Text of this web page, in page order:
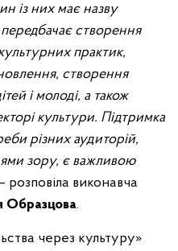
із них має назву
передбачає створення
практик,
створення
і молоді, а також
культури. Підтримка
різних аудиторій,
зору, є важливою
розповіла виконавча
Образцова.
через культуру»